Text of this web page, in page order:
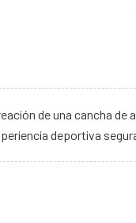
de una cancha
deportiva